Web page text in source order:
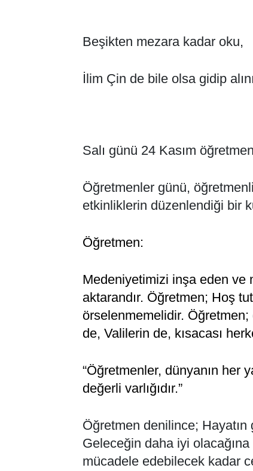
Beşikten mezara kadar oku,
İlim Çin de bile olsa gidip
Salı günü 24 Kasım
Öğretmenler günü,
etkinliklerin düzenlendiği bir
Öğretmen:
Medeniyetimizi inşa eden ve
aktarandır. Öğretmen; Hoş
örselenmemelidir.
de, Valilerin de, kısacası
“Öğretmenler, dünyanın her
değerli varlığıdır.”
Öğretmen denilince;
Geleceğin daha iyi
mücadele edebilecek kadar